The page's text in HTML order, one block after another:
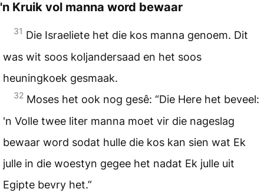
'n Kruik vol manna word bewaar
31 Die Israeliete het die kos manna genoem. Dit
was wit soos koljandersaad en het soos
heuningkoek gesmaak.
32 Moses het ook nog gesê: “Die Here het beveel:
'n Volle twee liter manna moet vir die nageslag
bewaar word sodat hulle die kos kan sien wat Ek
julle in die woestyn gegee het nadat Ek julle uit
Egipte bevry het.”